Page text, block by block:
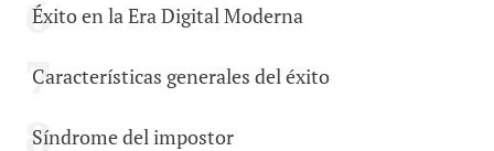
Éxito en la Era Digital Moderna
Características generales del éxito
Síndrome del impostor